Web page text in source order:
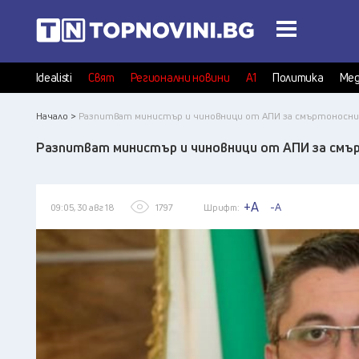
Idealisti Свят Регионални новини А1 Политика
Начало > Разпитват министър и чиновници от АПИ за
Разпитват министър и чиновници от АПИ за
09:05, 30 авг 18 1797 Шрифт: +A -A